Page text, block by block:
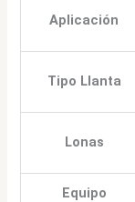
Aplicación
Tipo Llanta
Lonas
Equipo